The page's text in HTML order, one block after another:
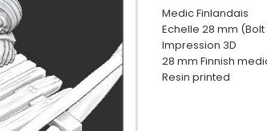
Medic Finlandais
Echelle 28 mm
Impression 3D
28 mm Finnish
Resin printed